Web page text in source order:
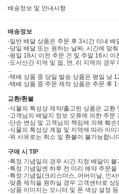
배송정보 및 안내사항
배송정보
-일반 배달 상품은 주문 후 3시간 이내 배
-당일 배달 또는 원하는 날짜, 시간에 맞
-평일 18시 이전 주문 건 및 주말 16시 이
-도서산간 지역 및 읍, 면, 리 지역의 경우
-택배 상품 중 당일 발송 상품은 평일 낮
-택배 상품 중 주문 제작 상품은 주문 후
교환/환불
-식물의 특성상 제작/출고된 상품은 교환
-고객님의 배달지 정보 오류에 의한 주문
-단순 변심 및 고객님의 책임에 의해 훼
-식물의 특성상 계절 및 지역에 따라 이미
-위 사유로는 취소 및 환불이 불가능합니
구매 시 TIP
-특정 기념일의 경우 시간 지정 배달이
-특정 기념일엔 하루 전 미리 예약 주문을
-특정 기념일(크리스마스, 어버이날, 인
-맞춤 제작을 원하실 경우 고객센터로 상
-상품 이미지는 모니터 및 폰 색상 설정